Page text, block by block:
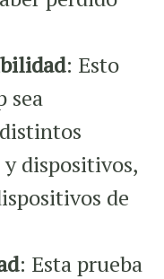
: Esto
sea
dispositivos,
de
: Esta prueba